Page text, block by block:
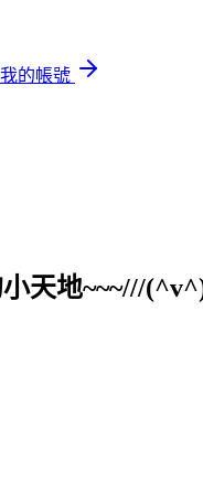
我的帳號
天地~~~///